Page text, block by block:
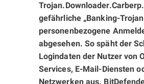
gefährliche „Banking-
personenbezogene
abgesehen. So späht der
Logindaten der Nutzer von
Services, E-Mail-Diensten
Netzwerken aus.